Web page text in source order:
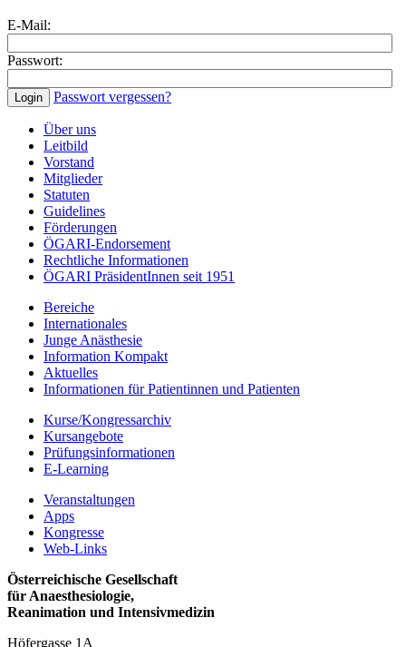
E-Mail:
Passwort:
Passwort vergessen?
Über uns
Leitbild
Vorstand
Mitglieder
Statuten
Guidelines
Förderungen
ÖGARI-Endorsement
Rechtliche Informationen
ÖGARI PräsidentInnen seit 1951
Bereiche
Internationales
Junge Anästhesie
Information Kompakt
Aktuelles
Informationen für Patientinnen und Patienten
Kurse/Kongressarchiv
Kursangebote
Prüfungsinformationen
E-Learning
Veranstaltungen
Apps
Kongresse
Web-Links
Österreichische Gesellschaft
für Anaesthesiologie,
Reanimation und Intensivmedizin
Höfergasse 1A